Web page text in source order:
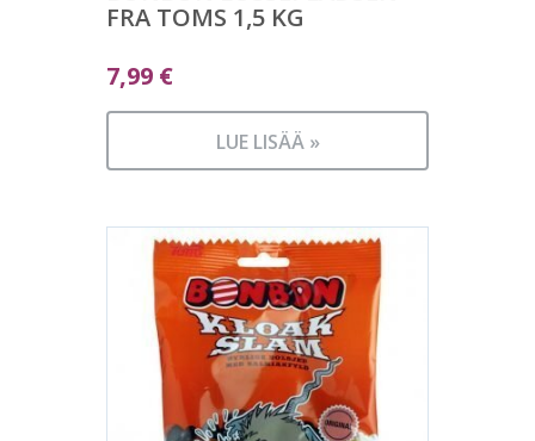
FRA TOMS 1,5 KG
7,99 €
LUE LISÄÄ »